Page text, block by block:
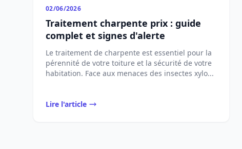
02/06/2026
Traitement charpente prix : guide
complet et signes d'alerte
Le traitement de charpente est essentiel pour la
pérennité de votre toiture et la sécurité de votre
habitation. Face aux menaces des insectes xylo...
Lire l'article